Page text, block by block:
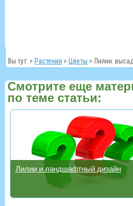
Вы тут: > Растения > Цветы > Лилии:
Смотрите еще
по теме статьи:
Лилии и ландшафтный дизайн